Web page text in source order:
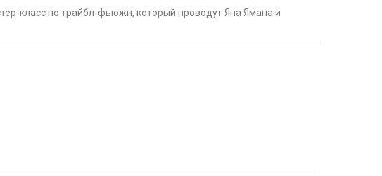
класс по трайбл-фьюжн, который проводут Яна Ямана и